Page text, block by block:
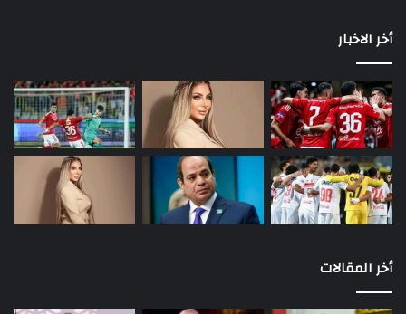
أخر الاخبار
أخر المقالات